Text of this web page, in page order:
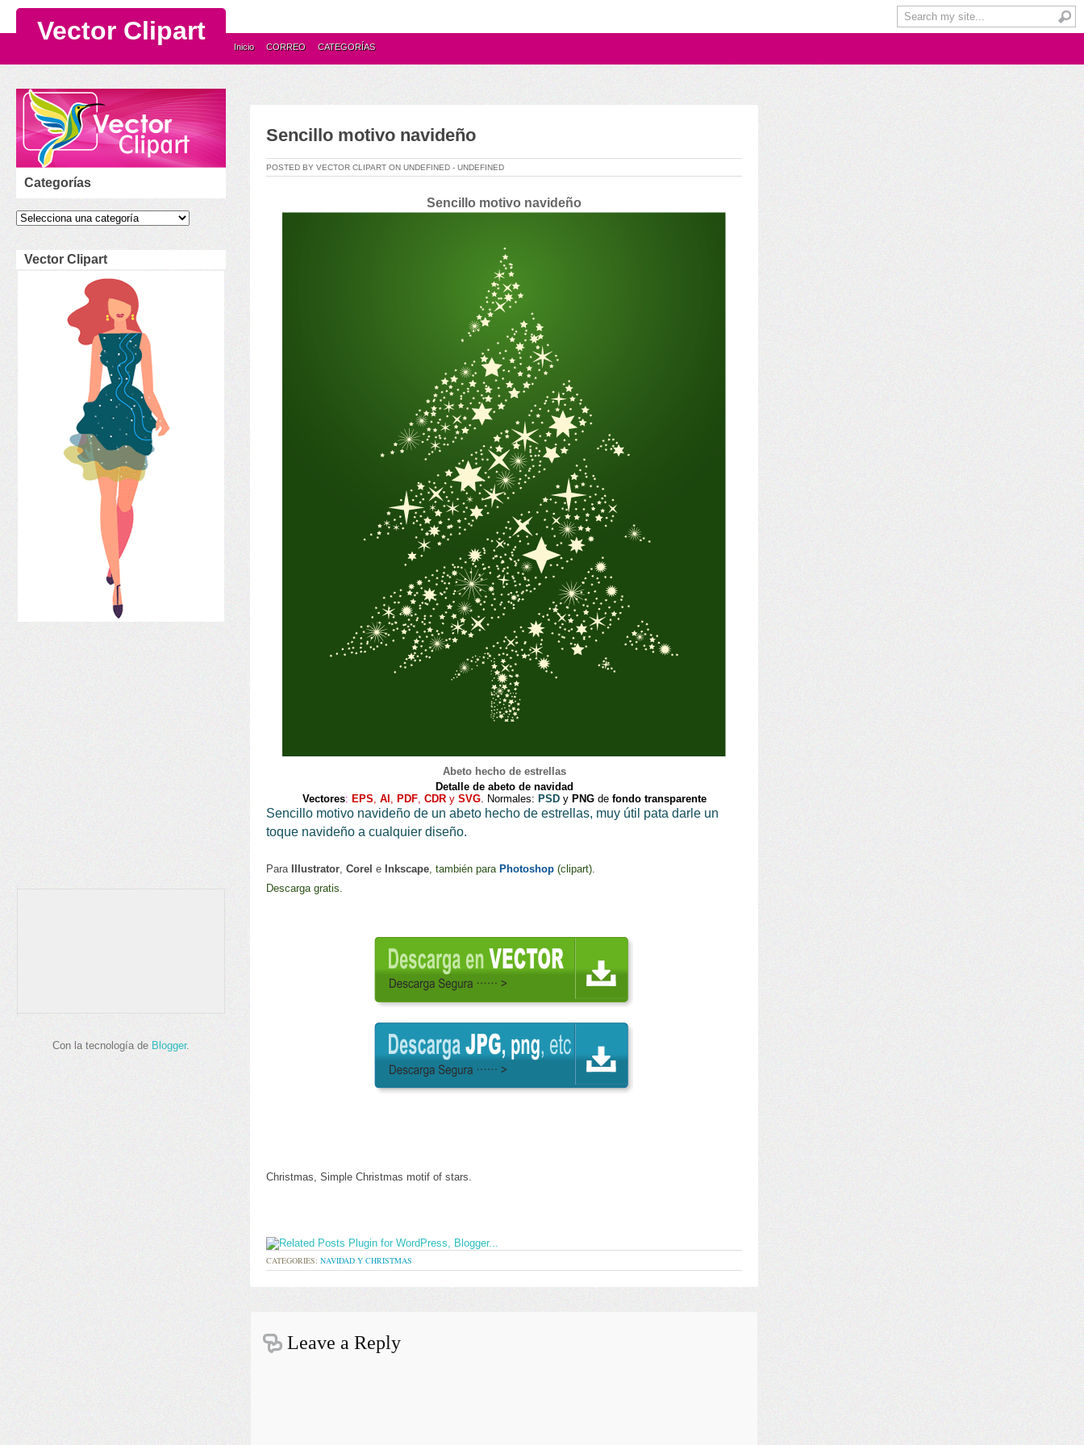
Vector Clipart
Inicio CORREO CATEGORÍAS
Categorías
Vector Clipart
Con la tecnología de Blogger.
Sencillo motivo navideño
POSTED BY VECTOR CLIPART ON UNDEFINED - UNDEFINED
Sencillo motivo navideño
Abeto hecho de estrell as
Detalle de abeto de navidad
Vectores: EPS, AI , PDF, CDR y SVG. Normales: PSD y PNG de fondo transparente
Sencillo motivo navideño de un abeto hecho de estrellas, muy útil pata darle un
toque navideño a cualquier diseño.
Para Illustrator, Corel e Inkscape, también para Photoshop (clipart).
Descarga gratis.
Christmas, Simple Christmas motif of stars.
CATEGORIES: NAVIDAD Y CHRISTMAS
Leave a Reply